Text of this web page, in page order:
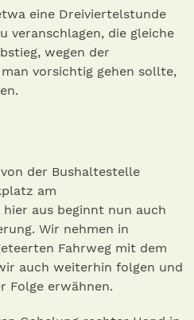
eine Dreiviertelstunde
veranschlagen, die gleiche
wegen der
vorsichtig gehen sollte,
der Bushaltestelle
am
aus beginnt nun auch
Wir nehmen in
Fahrweg mit dem
auch weiterhin folgen und
Folge erwähnen.